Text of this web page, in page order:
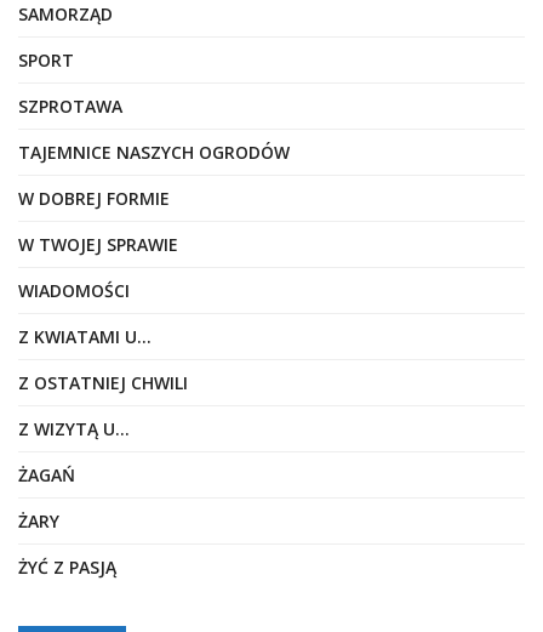
SAMORZĄD
SPORT
SZPROTAWA
TAJEMNICE NASZYCH OGRODÓW
W DOBREJ FORMIE
W TWOJEJ SPRAWIE
WIADOMOŚCI
Z KWIATAMI U…
Z OSTATNIEJ CHWILI
Z WIZYTĄ U…
ŻAGAŃ
ŻARY
ŻYĆ Z PASJĄ